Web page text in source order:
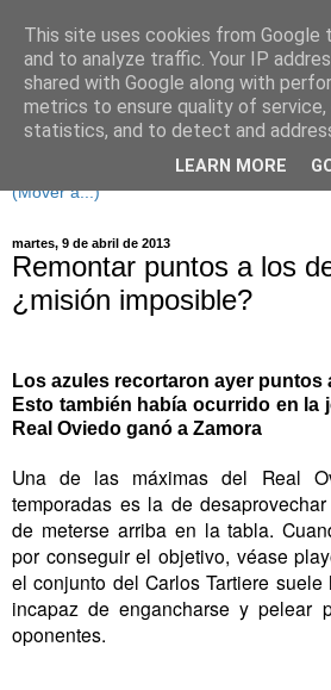
martes, 9 de abril de 2013
Remontar puntos a los
¿misión imposible?
Los azules recortaron ayer puntos
Esto también había ocurrido en la
Real Oviedo ganó a Zamora
Una de las máximas del Real
temporadas es la de
de meterse arriba en la tabla.
por conseguir el objetivo, véase
el conjunto del Carlos Tartiere
incapaz de engancharse y pelear
oponentes.
This site uses cookies from Google
and to analyze traffic. Your IP
shared with Google along with
metrics to ensure quality of service,
statistics, and to detect and
LEARN MORE